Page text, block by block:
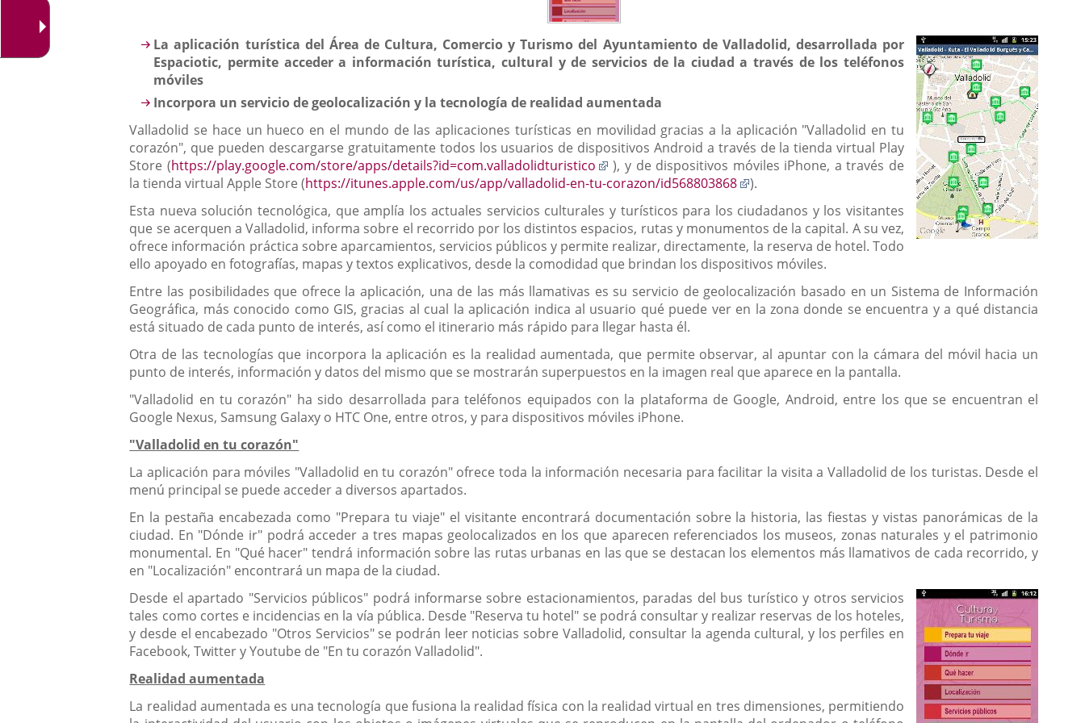
aplicaciónDescripción
La aplicación turística del Área de Cultura, Comercio y Turismo del Ayuntamiento de Valladolid, desarrollada por
Espaciotic, permite acceder a información turística, cultural y de servicios de la ciudad a través de los teléfonos
móviles
Incorpora un servicio de geolocalización y la tecnología de realidad aumentada
Valladolid se hace un hueco en el mundo de las aplicaciones turísticas en movilidad gracias a la aplicación "Valladolid en tu
corazón", que pueden descargarse gratuitamente todos los usuarios de dispositivos Android a través de la tienda virtual Play
Store (https://play.google.com/store/apps/details?id=com.valladolidturistico
Enlace
a
aplicación
externa.
), y de dispositivos móviles iPhone, a través de
la tienda virtual Apple Store (https://itunes.apple.com/us/app/valladolid-en-tu-corazon/id568803868
Enlace
una
aplicación
externa.
).
Esta nueva solución tecnológica, que amplía los actuales servicios culturales y turísticos para los ciudadanos y los visitantes
que se acerquen a Valladolid, informa sobre el recorrido por los distintos espacios, rutas y monumentos de la capital. A su vez,
ofrece información práctica sobre aparcamientos, servicios públicos y permite realizar, directamente, la reserva de hotel. Todo
ello apoyado en fotografías, mapas y textos explicativos, desde la comodidad que brindan los dispositivos móviles.
Entre las posibilidades que ofrece la aplicación, una de las más llamativas es su servicio de geolocalización basado en un Sistema de Información
Geográfica, más conocido como GIS, gracias al cual la aplicación indica al usuario qué puede ver en la zona donde se encuentra y a qué distancia
está situado de cada punto de interés, así como el itinerario más rápido para llegar hasta él.
Otra de las tecnologías que incorpora la aplicación es la realidad aumentada, que permite observar, al apuntar con la cámara del móvil hacia un
punto de interés, información y datos del mismo que se mostrarán superpuestos en la imagen real que aparece en la pantalla.
"Valladolid en tu corazón" ha sido desarrollada para teléfonos equipados con la plataforma de Google, Android, entre los que se encuentran el
Google Nexus, Samsung Galaxy o HTC One, entre otros, y para dispositivos móviles iPhone.
"Valladolid en tu corazón"
La aplicación para móviles "Valladolid en tu corazón" ofrece toda la información necesaria para facilitar la visita a Valladolid de los turistas. Desde el
menú principal se puede acceder a diversos apartados.
En la pestaña encabezada como "Prepara tu viaje" el visitante encontrará documentación sobre la historia, las fiestas y vistas panorámicas de la
ciudad. En "Dónde ir" podrá acceder a tres mapas geolocalizados en los que aparecen referenciados los museos, zonas naturales y el patrimonio
monumental. En "Qué hacer" tendrá información sobre las rutas urbanas en las que se destacan los elementos más llamativos de cada recorrido, y
en "Localización" encontrará un mapa de la ciudad.
Desde el apartado "Servicios públicos" podrá informarse sobre estacionamientos, paradas del bus turístico y otros servicios
tales como cortes e incidencias en la vía pública. Desde "Reserva tu hotel" se podrá consultar y realizar reservas de los hoteles,
y desde el encabezado "Otros Servicios" se podrán leer noticias sobre Valladolid, consultar la agenda cultural, y los perfiles en
Facebook, Twitter y Youtube de "En tu corazón Valladolid".
Realidad aumentada
La realidad aumentada es una tecnología que fusiona la realidad física con la realidad virtual en tres dimensiones, permitiendo